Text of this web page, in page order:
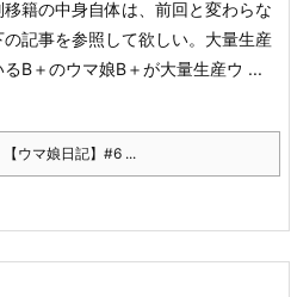
移籍の中身自体は、前回と変わらな
の記事を参照して欲しい。 大量生産
るB＋のウマ娘B＋が大量生産ウ ...
ウマ娘日記】#6 ...